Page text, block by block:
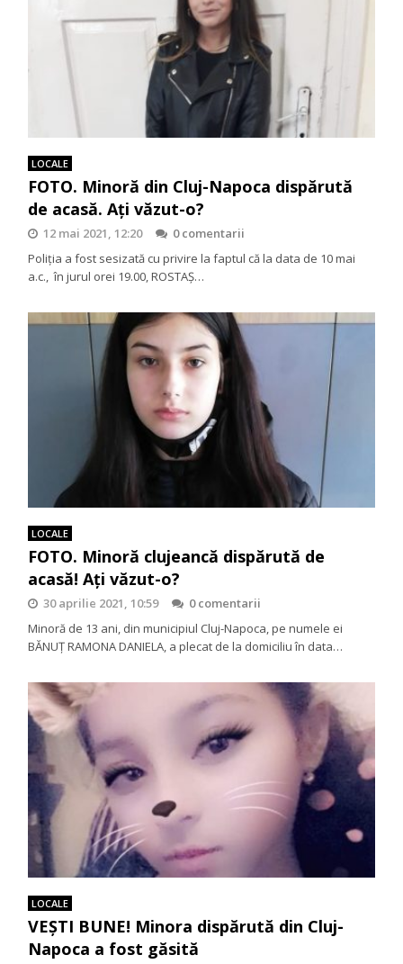
LOCALE
FOTO. Minoră din Cluj-Napoca dispărută
de acasă. Ați văzut-o?
12 mai 2021, 12:20
0 comentarii
Poliţia a fost sesizată cu privire la faptul că la data de 10 mai
a.c., în jurul orei 19.00, ROSTAȘ…
LOCALE
FOTO. Minoră clujeancă dispărută de
acasă! Ați văzut-o?
30 aprilie 2021, 10:59
0 comentarii
Minoră de 13 ani, din municipiul Cluj-Napoca, pe numele ei
BĂNUȚ RAMONA DANIELA, a plecat de la domiciliu în data…
LOCALE
VEȘTI BUNE! Minora dispărută din Cluj-
Napoca a fost găsită